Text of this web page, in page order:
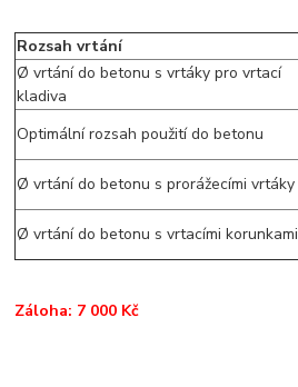
Rozsah vrtání
Ø vrtání do betonu s vrtáky pro vrtací
kladiva
Optimální rozsah použití do betonu
Ø vrtání do betonu s prorážecími vrtáky
Ø vrtání do betonu s vrtacími korunkami
Záloha: 7 000 Kč